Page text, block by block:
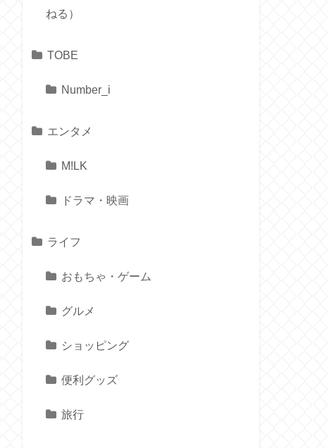
ねる）
TOBE
Number_i
エンタメ
M!LK
ドラマ・映画
ライフ
おもちゃ・ゲーム
グルメ
ショッピング
便利グッズ
旅行